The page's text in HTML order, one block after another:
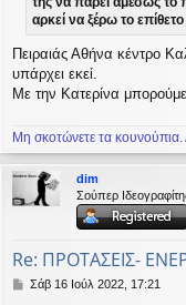
αρκεί να ξέρω το
Πειραιάς Αθήνα κέντρο
υπάρχει εκεί.
Με την Κατερίνα
Μη σκοτώνετε τα κουνούπια.
dim
Σούπερ
Re: ΠΡΟΤΑΣΕΙΣ-
ΔΣάβ 16 Ιούλ 2022, 17:21